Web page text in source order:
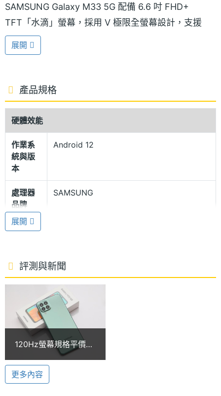
SAMSUNG Galaxy M33 5G 配備 6.6 吋 FHD+
TFT「水滴」螢幕，採用 V 極限全螢幕設計，支援
120Hz 螢幕更新率、杜比環繞音效，無論手遊、追劇
都能帶暢快且真實的視聽體驗；背蓋以簡約俐落的設
格；側邊設有與電源相結合的實體指紋辨識器，能幫
助手機快速進行解鎖。
三星 Exynos 1280
SAMSUNG Galaxy M33 5G 運行 Android 12 作業系
統、One UI 4.1 操作介面，搭載 5 奈米
SAMSUNG Exynos 1280, 2.4GHz + 2GHz 八核心處
理器，內建 6GB RAM + 128GB ROM，支援 RAM
Plus 記憶體擴充，可為手機帶來 6GB 的虛擬記憶體；
採用獨立三卡槽，具備 5G + 4G 雙卡雙待、Wi-Fi
充，最高可擴充至 1TB 儲存空間。
5,000mAh 電量
SAMSUNG Galaxy M33 5G 內建遊戲加速器，能最佳
化電池續航力、溫度與記憶體，同時封鎖背景活動與
通知，防止遊過程被干擾；通話時還能搭配麥克風模
式，依使用場景強化通話語音。續航方面，備有
5,000mAh 電池，支援 25W 快速充電。
展開
產品規格
硬體效能
作業系
統與版
本
Android 12
處理器
品牌
SAMSUNG
處理器
處理器
時脈
2.4+2 GHz
核心數
圖形處
理器
Mali-G68
RAM記
憶體
展開
評測與新聞
120Hz螢幕規格平價新
秀！三星Galaxy M33
5G開箱
更多內容